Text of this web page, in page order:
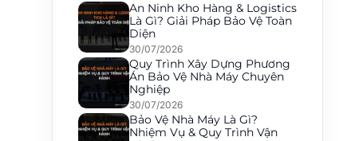
An Ninh Kho Hàng & Logistics
Là Gì? Giải Pháp Bảo Vệ Toàn
Diện
30/07/2026
Quy Trình Xây Dựng Phương
Án Bảo Vệ Nhà Máy Chuyên
Nghiệp
30/07/2026
Bảo Vệ Nhà Máy Là Gì?
Nhiệm Vụ & Quy Trình Vận